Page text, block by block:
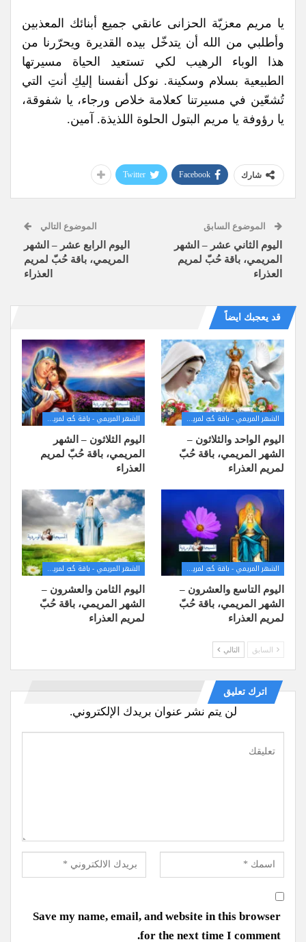
يا مريم معزيّة الحزانى عانقي جميع أبنائك المعذبين
وأطلبي من الله أن يتدخّل بيده القديرة ويحرّرنا من
هذا الوباء الرهيب لكي تستعيد الحياة مسيرتها
الطبيعية بسلام وسكينة. نوكل أنفسنا إليكِ أنتِ التي
تُشعّين في مسيرتنا كعلامة خلاص ورجاء، يا شفوقة،
يا رؤوفة يا مريم البتول الحلوة اللذيذة. آمين.
شارك Facebook
Twitter
الموضوع السابق
اليوم الثاني عشر – الشهر
المريمي، باقة حُبّ لمريم
العذراء
الموضوع التالي
اليوم الرابع عشر – الشهر
المريمي، باقة حُبّ لمريم
العذراء
قد يعجبك ايضاً
الشهر المريمي - باقة حُبّ لمريم العذراء
اليوم الواحد والثلاثون –
الشهر المريمي، باقة حُبّ
لمريم العذراء
الشهر المريمي - باقة حُبّ لمريم العذراء
اليوم الثلاثون – الشهر
المريمي، باقة حُبّ لمريم
العذراء
الشهر المريمي - باقة حُبّ لمريم العذراء
اليوم التاسع والعشرون –
الشهر المريمي، باقة حُبّ
لمريم العذراء
الشهر المريمي - باقة حُبّ لمريم العذراء
اليوم الثامن والعشرون –
الشهر المريمي، باقة حُبّ
لمريم العذراء
السابق التالي
اترك تعليق
لن يتم نشر عنوان بريدك الإلكتروني.
Save my name, email, and website in this browser
for the next time I comment.